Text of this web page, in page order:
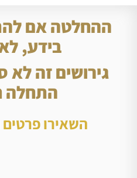
ההחלטה אם
בידע,
גירושים זה לא
התחלה
השאירו פרטים